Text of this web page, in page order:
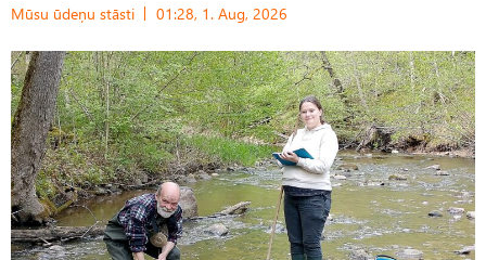
Mūsu ūdeņu stāsti 01:28, 1. Aug, 2026